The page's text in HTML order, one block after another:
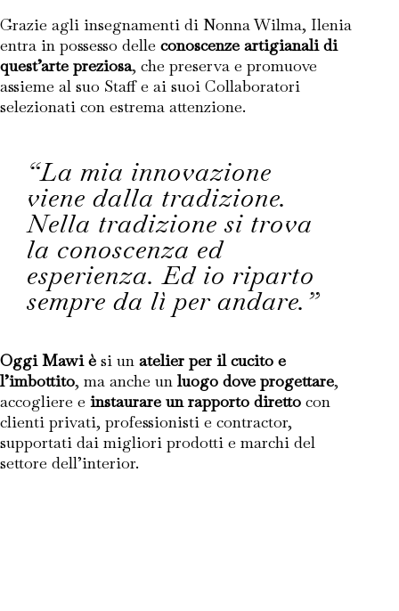
Grazie agli insegnamenti di Nonna Wilma, Ilenia
entra in possesso delle conoscenze artigianali di
quest’arte preziosa, che preserva e promuove
assieme al suo Staff e ai suoi Collaboratori
selezionati con estrema attenzione.
“La mia innovazione
viene dalla tradizione.
Nella tradizione si trova
la conoscenza ed
esperienza. Ed io riparto
sempre da lì per andare.”
Oggi Mawi è si un atelier per il cucito e
l’imbottito, ma anche un luogo dove progettare,
accogliere e instaurare un rapporto diretto con
clienti privati, professionisti e contractor,
supportati dai migliori prodotti e marchi del
settore dell’interior.